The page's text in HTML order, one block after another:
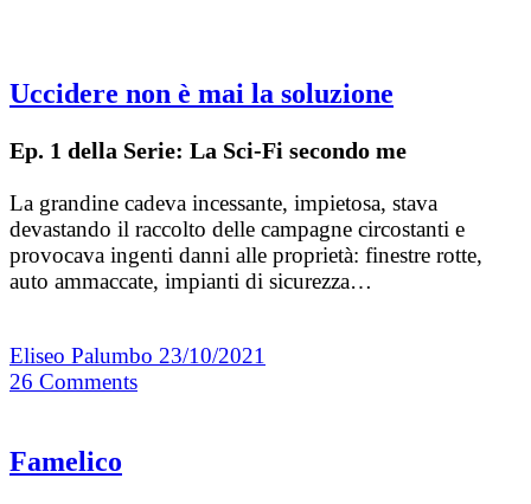
Uccidere non è mai la soluzione
Ep. 1 della Serie: La Sci-Fi secondo me
La grandine cadeva incessante, impietosa, stava
devastando il raccolto delle campagne circostanti e
provocava ingenti danni alle proprietà: finestre rotte,
auto ammaccate, impianti di sicurezza…
Eliseo Palumbo 23/10/2021
26 Comments
Famelico